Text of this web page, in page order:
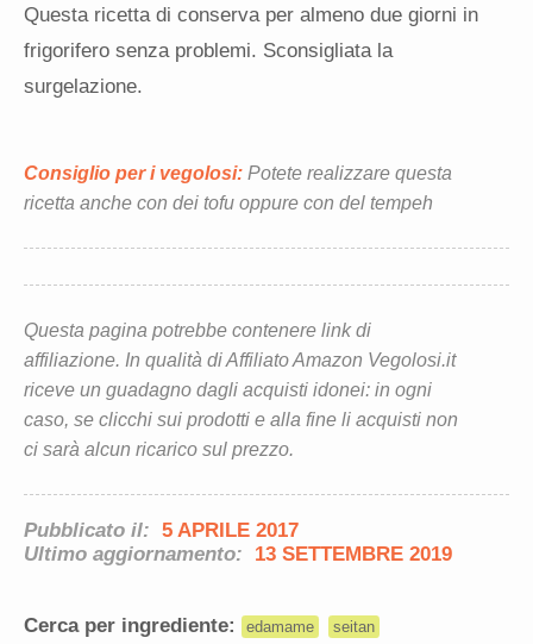
Questa ricetta di conserva per almeno due giorni in
frigorifero senza problemi. Sconsigliata la
surgelazione.
Consiglio per i vegolosi: Potete realizzare questa
ricetta anche con dei tofu oppure con del tempeh
Questa pagina potrebbe contenere link di
affiliazione. In qualità di Affiliato Amazon Vegolosi.it
riceve un guadagno dagli acquisti idonei: in ogni
caso, se clicchi sui prodotti e alla fine li acquisti non
ci sarà alcun ricarico sul prezzo.
Pubblicato il: 5 APRILE 2017
Ultimo aggiornamento:
13 SETTEMBRE 2019
Cerca per ingrediente: edamame seitan